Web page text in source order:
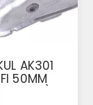
AK301
50MM